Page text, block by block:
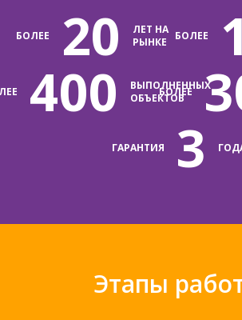
БОЛЕЕ 20
ЛЕТ НА
РЫНКЕ
БОЛЕЕ
400
ВЫПОЛНЕННЫХ
ОБЪЕКТОВ
БОЛЕЕ
ГАРАНТИЯ 3
Этапы